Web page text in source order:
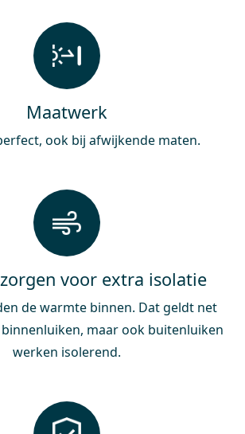
Maatwerk
ook bij afwijkende maten.
voor extra isolatie
de warmte binnen. Dat geldt net
maar ook buitenluiken
werken isolerend.